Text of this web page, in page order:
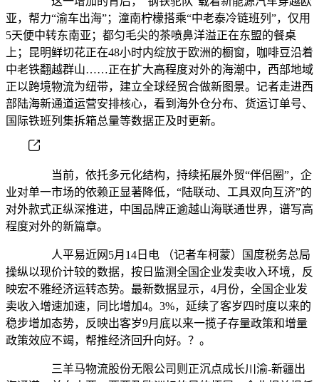
亚，帮力“渝车出海”；潼南柠檬搭乘“中老泰冷链班列”，仅用
5天便中转东南亚；都匀毛尖的茶喷鼻洋溢正在东盟的餐桌
上；昆明鲜切花正在48小时内绽放于欧洲的橱窗，咖啡豆沿着
中老铁翻越群山……正在扩大高程度对外的海潮中，西部地域
正以跨境物流为纽带，建立全球经贸合做新图景。记者走进西
部陆海新通道运营安排核心，看到海外仓分布、货运订单号、
国际铁班列集拆箱总量等数据正及时更新。
当前，依托多元化结构，持续拓展外贸“伴侣圈”，企
业对单一市场的依赖正显著降低，“陆联动、工具双向互济”的
对外款式正纵深推进，中国品牌正逾越山海联通世界，谱写高
程度对外的新篇章。
人平易近网5月14日电 （记者车柯蒙）国度税务总局
操纵以现价计较的数据，按日监测全国企业发卖收入环境，反
映宏不雅经济运转态势。最新数据显示，4月份，全国企业发
卖收入增速加速，同比增加4。3%，延续了客岁四时度以来的
稳步增加态势，反映出客岁9月底以来一揽子存量政策和增量
政策效应不竭，帮推经济回升向好。？。
三羊马物流股份无限公司则正沉点成长川渝-新疆出